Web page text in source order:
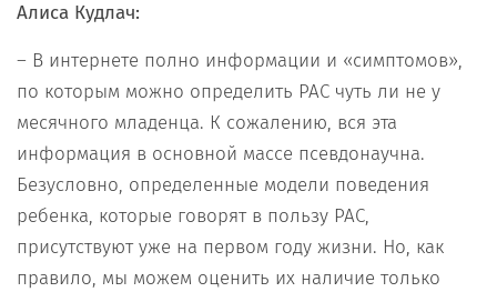
Алиса Кудлач:
– В интернете полно информации и «симптомов»,
по которым можно определить РАС чуть ли не у
месячного младенца. К сожалению, вся эта
информация в основной массе псевдонаучна.
Безусловно, определенные модели поведения
ребенка, которые говорят в пользу РАС,
присутствуют уже на первом году жизни. Но, как
правило, мы можем оценить их наличие только